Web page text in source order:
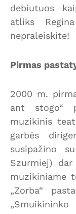
debiutuos
atliks
nepraleiskite!
Pirmas
2000 m.
ant stogo“
muzikinis
garbės
susipažino
Szurmiej)
muzikiniame
„Zorba“